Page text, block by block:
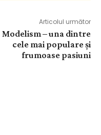
Articolul următor
Modelism – una dintre
cele mai populare și
frumoase pasiuni